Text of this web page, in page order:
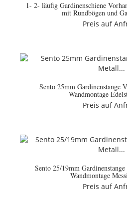
1- 2- läufig Gardinenschiene
mit Rundbögen und
Preis auf
Sento 25mm Gardinenstange
Wandmontage
Preis auf
Sento 25/19mm
Wandmontage
Preis auf